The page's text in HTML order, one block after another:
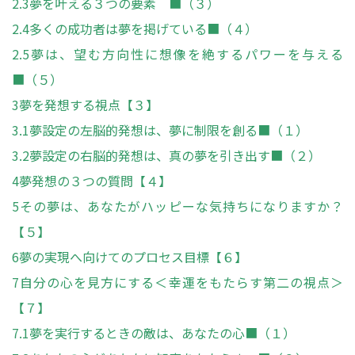
2.4多くの成功者は夢を掲げている■（４）
2.5夢は、望む方向性に想像を絶するパワーを与える
■（５）
3夢を発想する視点【３】
3.1夢設定の左脳的発想は、夢に制限を創る■（１）
3.2夢設定の右脳的発想は、真の夢を引き出す■（２）
4夢発想の３つの質問【４】
5その夢は、あなたがハッピーな気持ちになりますか？
【５】
6夢の実現へ向けてのプロセス目標【６】
7自分の心を見方にする＜幸運をもたらす第二の視点＞
【７】
7.1夢を実行するときの敵は、あなたの心■（１）